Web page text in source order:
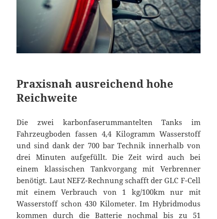
Praxisnah ausreichend hohe
Reichweite
Die zwei karbonfaserummantelten Tanks im
Fahrzeugboden fassen 4,4 Kilogramm Wasserstoff
und sind dank der 700 bar Technik innerhalb von
drei Minuten aufgefüllt. Die Zeit wird auch bei
einem klassischen Tankvorgang mit Verbrenner
benötigt. Laut NEFZ-Rechnung schafft der GLC F-Cell
mit einem Verbrauch von 1 kg/100km nur mit
Wasserstoff schon 430 Kilometer. Im Hybridmodus
kommen durch die Batterie nochmal bis zu 51